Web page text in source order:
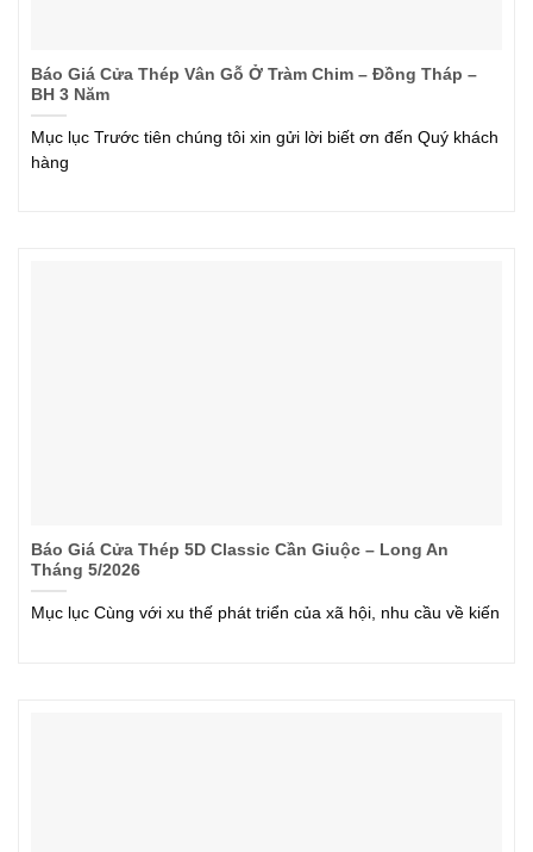
Báo Giá Cửa Thép Vân Gỗ Ở Tràm Chim – Đồng Tháp –
BH 3 Năm
Mục lục Trước tiên chúng tôi xin gửi lời biết ơn đến Quý khách
hàng
Báo Giá Cửa Thép 5D Classic Cần Giuộc – Long An
Tháng 5/2026
Mục lục Cùng với xu thế phát triển của xã hội, nhu cầu về kiến